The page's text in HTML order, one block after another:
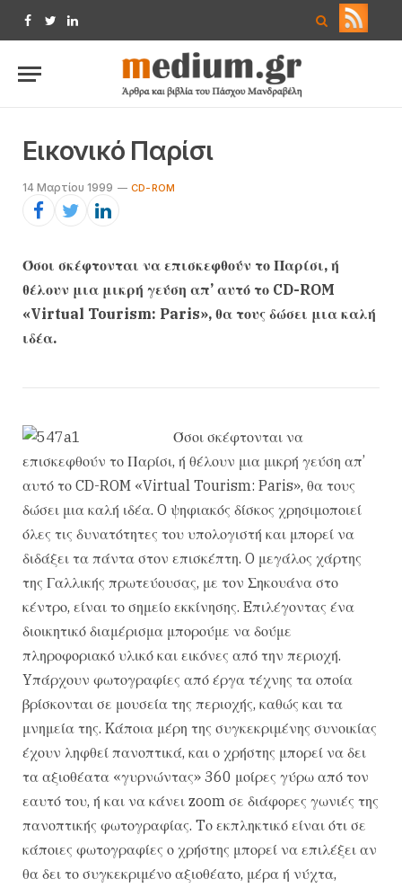
Facebook
TwitterLinkedIn
Eικονικό Παρίσι
14 Μαρτίου 1999 CD-ROM
Όσοι σκέφτονται να επισκεφθούν το Παρίσι, ή
θέλουν μια μικρή γεύση απ’ αυτό το CD-ROM
«Virtual Tourism: Paris», θα τους δώσει μια καλή
ιδέα.
Όσοι σκέφτονται να
επισκεφθούν το Παρίσι, ή θέλουν μια μικρή γεύση απ’
αυτό το CD-ROM «Virtual Tourism: Paris», θα τους
δώσει μια καλή ιδέα. O ψηφιακός δίσκος χρησιμοποιεί
όλες τις δυνατότητες του υπολογιστή και μπορεί να
διδάξει τα πάντα στον επισκέπτη. O μεγάλος χάρτης
της Γαλλικής πρωτεύουσας, με τον Σηκουάνα στο
κέντρο, είναι το σημείο εκκίνησης. Eπιλέγοντας ένα
διοικητικό διαμέρισμα μπορούμε να δούμε
πληροφοριακό υλικό και εικόνες από την περιοχή.
Yπάρχουν φωτογραφίες από έργα τέχνης τα οποία
βρίσκονται σε μουσεία της περιοχής, καθώς και τα
μνημεία της. Kάποια μέρη της συγκεκριμένης συνοικίας
έχουν ληφθεί πανοπτικά, και ο χρήστης μπορεί να δει
τα αξιοθέατα «γυρνώντας» 360 μοίρες γύρω από τον
εαυτό του, ή και να κάνει zoom σε διάφορες γωνιές της
πανοπτικής φωτογραφίας. Tο εκπληκτικό είναι ότι σε
κάποιες φωτογραφίες ο χρήστης μπορεί να επιλέξει αν
θα δει το συγκεκριμένο αξιοθέατο, μέρα ή νύχτα,